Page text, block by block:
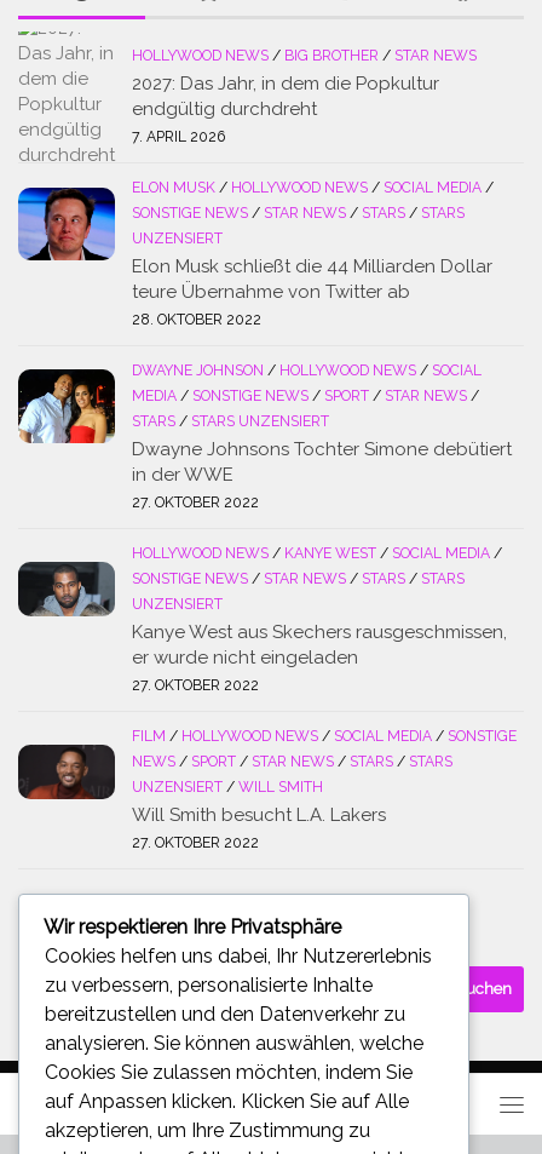
HOLLYWOOD NEWS / BIG BROTHER / STAR NEWS
2027: Das Jahr, in dem die Popkultur
endgültig durchdreht
7. APRIL 2026
ELON MUSK / HOLLYWOOD NEWS / SOCIAL MEDIA /
SONSTIGE NEWS / STAR NEWS / STARS / STARS
UNZENSIERT
Elon Musk schließt die 44 Milliarden Dollar
teure Übernahme von Twitter ab
28. OKTOBER 2022
DWAYNE JOHNSON / HOLLYWOOD NEWS / SOCIAL
MEDIA / SONSTIGE NEWS / SPORT / STAR NEWS /
STARS / STARS UNZENSIERT
Dwayne Johnsons Tochter Simone debütiert
in der WWE
27. OKTOBER 2022
HOLLYWOOD NEWS / KANYE WEST / SOCIAL MEDIA /
SONSTIGE NEWS / STAR NEWS / STARS / STARS
UNZENSIERT
Kanye West aus Skechers rausgeschmissen,
er wurde nicht eingeladen
27. OKTOBER 2022
FILM / HOLLYWOOD NEWS / SOCIAL MEDIA / SONSTIGE
NEWS / SPORT / STAR NEWS / STARS / STARS
UNZENSIERT / WILL SMITH
Will Smith besucht L.A. Lakers
27. OKTOBER 2022
SUCHE
Suchen
nach:
Wir respektieren Ihre Privatsphäre
Cookies helfen uns dabei, Ihr Nutzererlebnis
zu verbessern, personalisierte Inhalte
bereitzustellen und den Datenverkehr zu
analysieren. Sie können auswählen, welche
Cookies Sie zulassen möchten, indem Sie
auf Anpassen klicken. Klicken Sie auf Alle
akzeptieren , um Ihre Zustimmung zu